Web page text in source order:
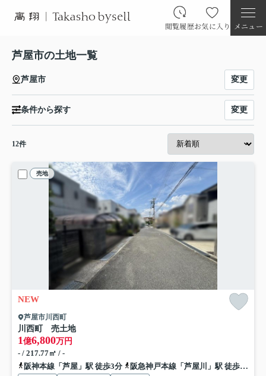
閲覧履歴お気に入り メニュー
芦屋市の土地一覧
芦屋市 変更
条件から探す 変更
12件
売地
NEW
芦屋市川西町
川西町 売土地
1 億6,800万円
- / 217.77㎡ / -
阪神本線「芦屋」駅 徒歩3分
阪急神戸本線「芦屋川」駅 徒歩13分